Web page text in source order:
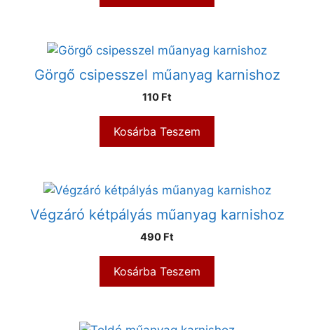
Görgő csipesszel műanyag karnishoz
110 Ft
Kosárba Teszem
Végzáró kétpályás műanyag karnishoz
490 Ft
Kosárba Teszem